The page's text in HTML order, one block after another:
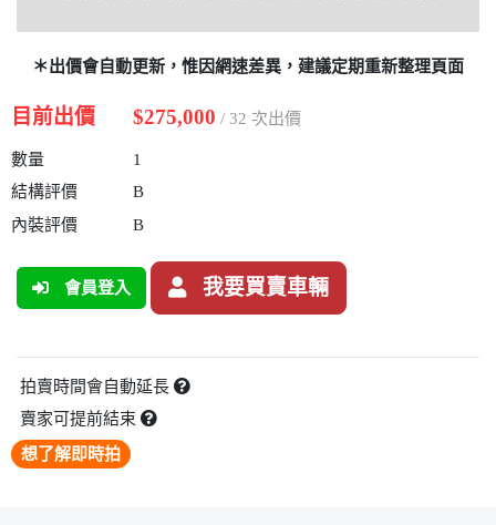
＊出價會自動更新，惟因網速差異，建議定期重新整理頁面
目前出價 $275,000 / 32 次出價
數量
1
結構評價
B
內裝評價
B
會員登入 我要買賣車輛
拍賣時間會自動延長
賣家可提前結束
想了解即時拍